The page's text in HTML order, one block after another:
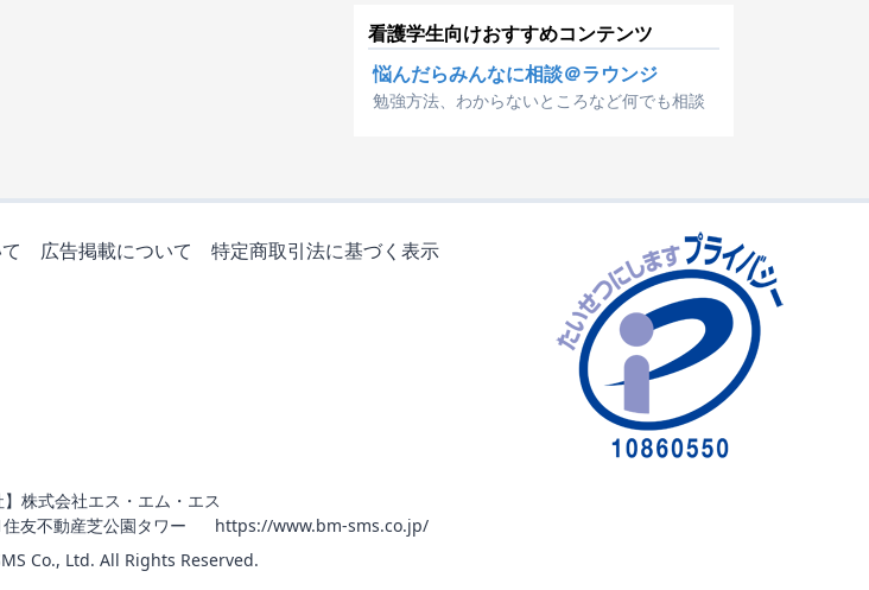
看護学生向けおすすめコンテンツ
悩んだらみんなに相談＠ラウンジ
勉強方法、わからないところなど何でも相談
広告掲載について 特定商取引法に基づく表示
】株式会社エス・エム・エス
友不動産芝公園タワー
https://www.bm-sms.co.jp/
Co., Ltd. All Rights Reserved.